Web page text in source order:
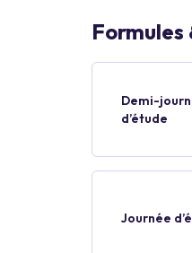
Formules
Demi-
d’étude
Journée